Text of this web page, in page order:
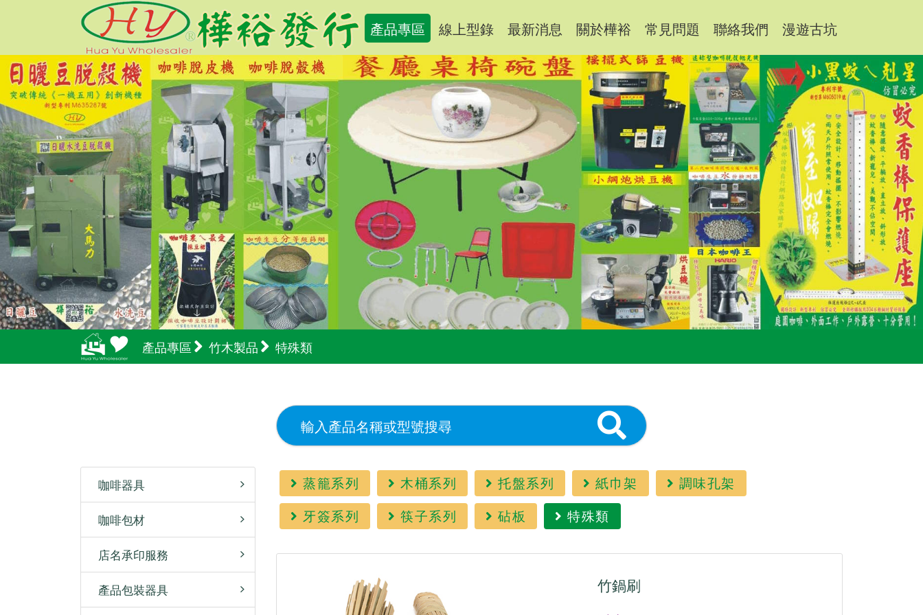
產品專區 線上型錄 最新消息 關於樺裕 常見問題 聯絡我們 漫遊古坑
產品專區 竹木製品 特殊類
咖啡器具
咖啡包材
店名承印服務
產品包裝器具
蒸籠系列 木桶系列 托盤系列 紙巾架
調味孔架
牙簽系列
筷子系列 砧板 特殊類
竹鍋刷